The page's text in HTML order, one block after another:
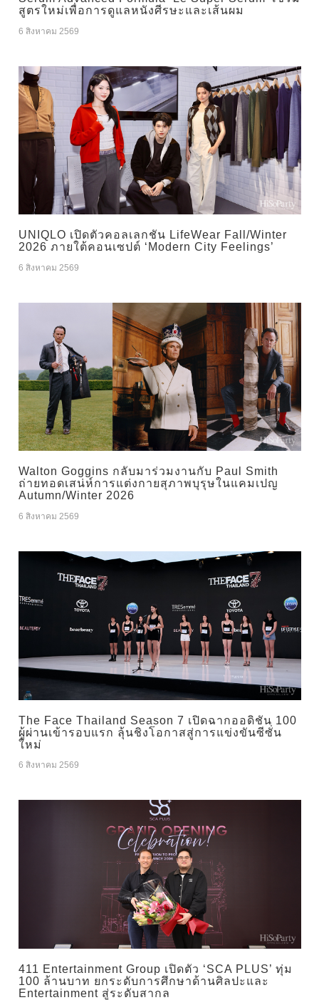
สูตรใหม่เพื่อการดูแลหนังศีรษะและเส้นผม
6 สิงหาคม 2569
UNIQLO เปิดตัวคอลเลกชัน LifeWear Fall/Winter
2026 ภายใต้คอนเซปต์ ‘Modern City Feelings’
6 สิงหาคม 2569
Walton Goggins กลับมาร่วมงานกับ Paul Smith
ถ่ายทอดเสน่ห์การแต่งกายสุภาพบุรุษในแคมเปญ
Autumn/Winter 2026
6 สิงหาคม 2569
The Face Thailand Season 7 เปิดฉากออดิชัน 100
ผู้ผ่านเข้ารอบแรก ลุ้นชิงโอกาสสู่การแข่งขันซีซั่น
ใหม่
6 สิงหาคม 2569
411 Entertainment Group เปิดตัว ‘SCA PLUS’ ทุ่ม
100 ล้านบาท ยกระดับการศึกษาด้านศิลปะและ
Entertainment สู่ระดับสากล